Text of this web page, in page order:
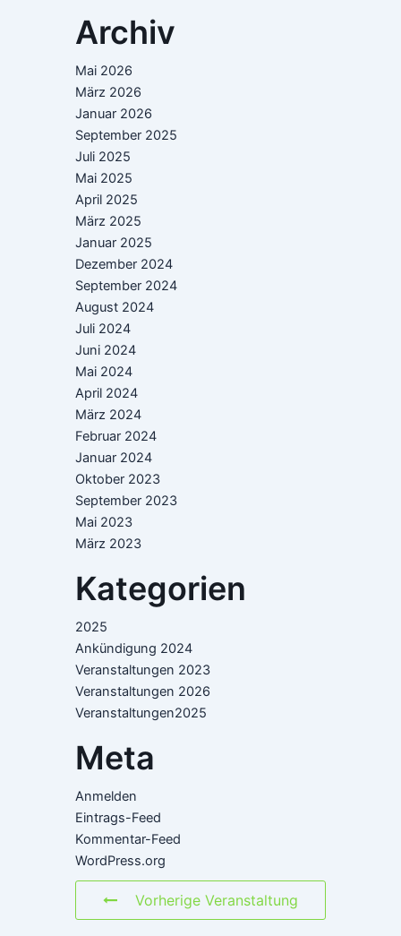
Archiv
Mai 2026
März 2026
Januar 2026
September 2025
Juli 2025
Mai 2025
April 2025
März 2025
Januar 2025
Dezember 2024
September 2024
August 2024
Juli 2024
Juni 2024
Mai 2024
April 2024
März 2024
Februar 2024
Januar 2024
Oktober 2023
September 2023
Mai 2023
März 2023
Kategorien
2025
Ankündigung 2024
Veranstaltungen 2023
Veranstaltungen 2026
Veranstaltungen2025
Meta
Anmelden
Eintrags-Feed
Kommentar-Feed
WordPress.org
Vorherige Veranstaltung